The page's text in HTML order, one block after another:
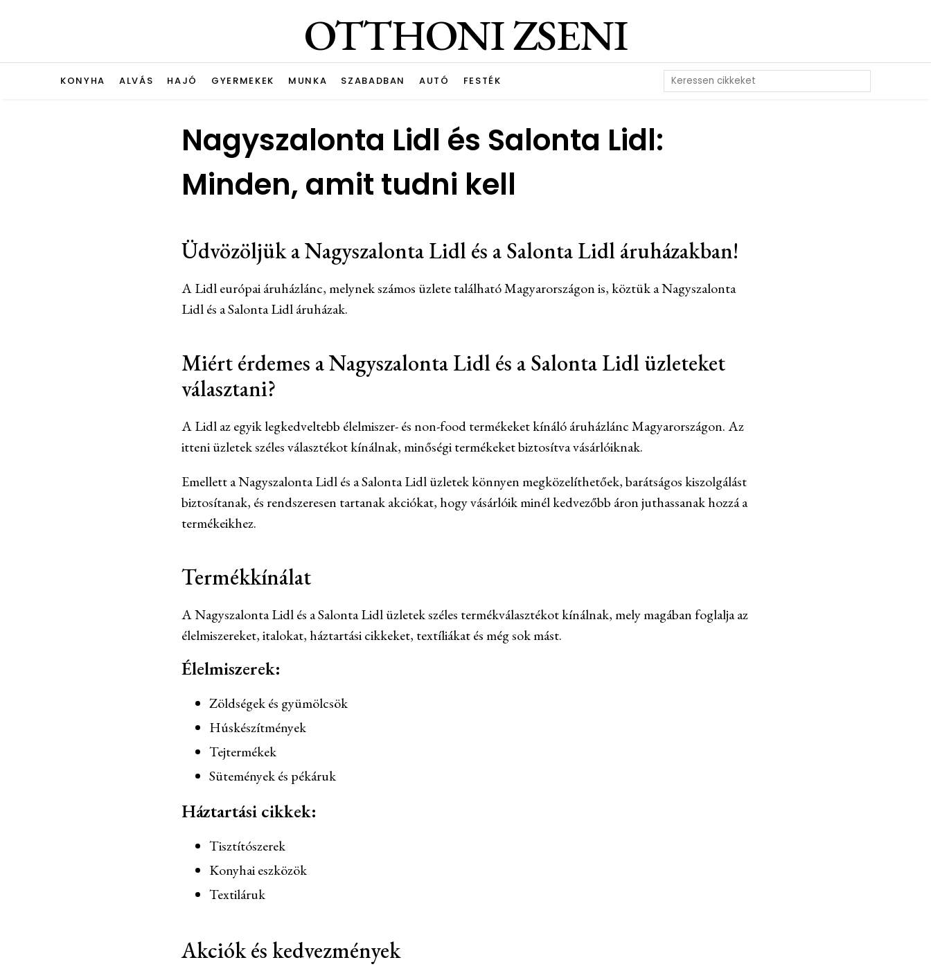
OTTHONI ZSENI
KONYHA ALVÁS HAJÓ GYERMEKEK MUNKA SZABADBAN AUTÓ FESTÉK
Nagyszalonta Lidl és Salonta Lidl:
Minden, amit tudni kell
Üdvözöljük a Nagyszalonta Lidl és a Salonta Lidl áruházakban!
A Lidl európai áruházlánc, melynek számos üzlete található Magyarországon is, köztük a Nagyszalonta
Lidl és a Salonta Lidl áruházak.
Miért érdemes a Nagyszalonta Lidl és a Salonta Lidl üzleteket
választani?
A Lidl az egyik legkedveltebb élelmiszer- és non-food termékeket kínáló áruházlánc Magyarországon. Az
itteni üzletek széles választékot kínálnak, minőségi termékeket biztosítva vásárlóiknak.
Emellett a Nagyszalonta Lidl és a Salonta Lidl üzletek könnyen megközelíthetőek, barátságos kiszolgálást
biztosítanak, és rendszeresen tartanak akciókat, hogy vásárlóik minél kedvezőbb áron juthassanak hozzá a
termékeikhez.
Termékkínálat
A Nagyszalonta Lidl és a Salonta Lidl üzletek széles termékválasztékot kínálnak, mely magában foglalja az
élelmiszereket, italokat, háztartási cikkeket, textíliákat és még sok mást.
Élelmiszerek:
Zöldségek és gyümölcsök
Húskészítmények
Tejtermékek
Sütemények és pékáruk
Háztartási cikkek:
Tisztítószerek
Konyhai eszközök
Textiláruk
Akciók és kedvezmények